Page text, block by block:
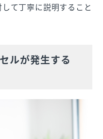
て丁寧に説明すること
ルが発生する